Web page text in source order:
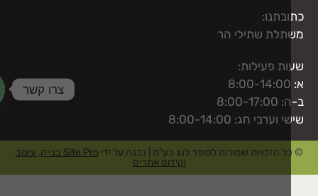
שתילי הר
פעילות:
חג: 8:00-14:00
הזכויות שמורות לסופר לנג בע"מ | נבנה על ידי
Site Pro בנייה, עיצוב
וקידום אתרים
צרו קשר